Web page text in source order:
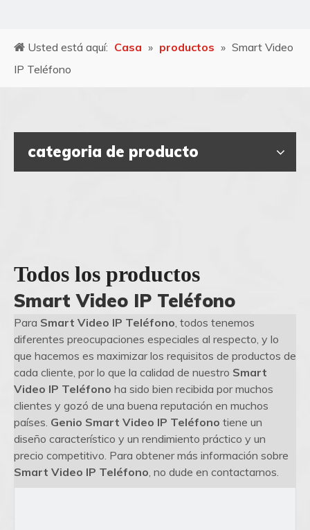
Usted está aquí: Casa » productos » Smart Video
IP Teléfono
categoria de producto
Todos los productos
Smart Video IP Teléfono
Para Smart Video IP Teléfono, todos tenemos
diferentes preocupaciones especiales al respecto, y lo
que hacemos es maximizar los requisitos de productos de
cada cliente, por lo que la calidad de nuestro Smart
Video IP Teléfono ha sido bien recibida por muchos
clientes y gozó de una buena reputación en muchos
países. Genio Smart Video IP Teléfono tiene un
diseño característico y un rendimiento práctico y un
precio competitivo. Para obtener más información sobre
Smart Video IP Teléfono, no dude en contactarnos.